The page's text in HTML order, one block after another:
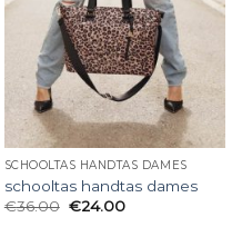
SCHOOLTAS HANDTAS DAMES
schooltas handtas dames
€36.00 €24.00